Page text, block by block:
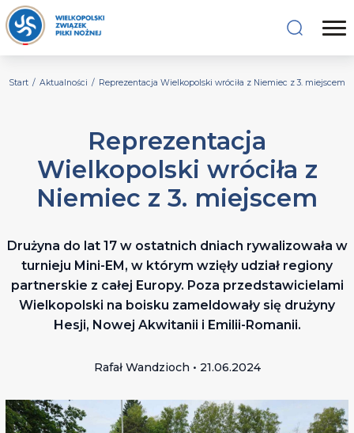
Start / Aktualności / Reprezentacja Wielkopolski wróciła z Niemiec z 3. miejscem
Reprezentacja
Wielkopolski wróciła z
Niemiec z 3. miejscem
Drużyna do lat 17 w ostatnich dniach rywalizowała w
turnieju Mini-EM, w którym wzięły udział regiony
partnerskie z całej Europy. Poza przedstawicielami
Wielkopolski na boisku zameldowały się drużyny
Hesji, Nowej Akwitanii i Emilii-Romanii.
Rafał Wandzioch • 21.06.2024